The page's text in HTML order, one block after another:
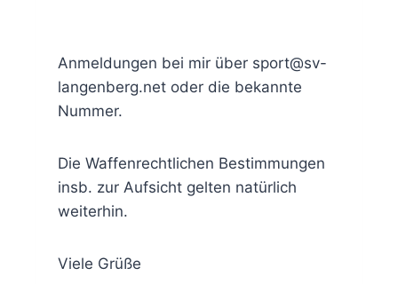
Anmeldungen bei mir über sport@sv-
langenberg.net oder die bekannte
Nummer.
Die Waffenrechtlichen Bestimmungen
insb. zur Aufsicht gelten natürlich
weiterhin.
Viele Grüße